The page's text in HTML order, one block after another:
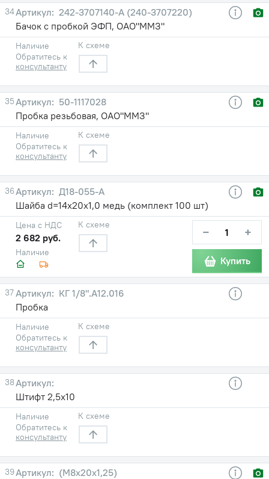
34
242-3707140-A (240-3707220)
Бачок с пробкой ЭФП, ОАО"ММЗ"
Наличие
Обратитесь к
консультанту
К схеме
35
50-1117028
Пробка резьбовая, ОАО"ММЗ"
Наличие
Обратитесь к
консультанту
К схеме
36
Д18-055-А
Шайба d=14х20х1,0 медь (комплект 100 шт)
Наличие
Цена с НДС
2 682 руб.
К схеме − +
Купить
37
КГ 1/8".А12.016
Пробка
Наличие
Обратитесь к
консультанту
К схеме
38
Штифт 2,5х10
Наличие
Обратитесь к
консультанту
К схеме
39
(М8х20х1,25)